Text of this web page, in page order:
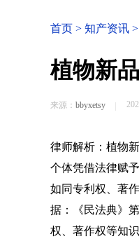
首页 > 知产资讯 >
植物新
来源： bbyxetsy
律师解析：植物
个体凭借法律赋
如同专利权、著
据：《民法典》
权、著作权等知